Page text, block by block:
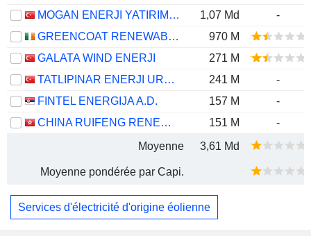
MOGAN ENERJI YATIRIM HOLDING ANONIM SIRKETI
1,07 Md
-
GREENCOAT RENEWABLES PLC
970 M
GALATA WIND ENERJI
271 M
TATLIPINAR ENERJI URETIM
241 M
-
FINTEL ENERGIJA A.D.
157 M
-
CHINA RUIFENG RENEWABLE ENERGY HOLDINGS LIMITED
151 M
-
Moyenne
3,61 Md
Moyenne pondérée par Capi.
Services d'électricité d'origine éolienne